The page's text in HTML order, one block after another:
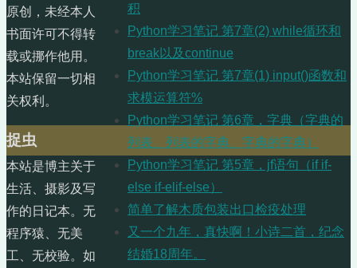
积
Python学习笔记 第7章(2) while循环和
break以及continue
Python学习笔记 第7章(1) input()函数和
求模运算符%
Python学习笔记 第6章，字典（字典的
列表、列表的字典、字典的字典）
Python学习笔记 第5章，jf语句（if if-
else if-elif-else）
简单了解木质包装出口检疫处理
又一个九年，真快啊！小诗二首，纪念
结婚18周年。
原创，未经本人
书面许可不得转
载或挪作他用。
本站保留一切相
关权利。
捉虫
本站是博主关于
生活、摄影及写
作的日记本。无
程序猿、无美
工、无校验。如